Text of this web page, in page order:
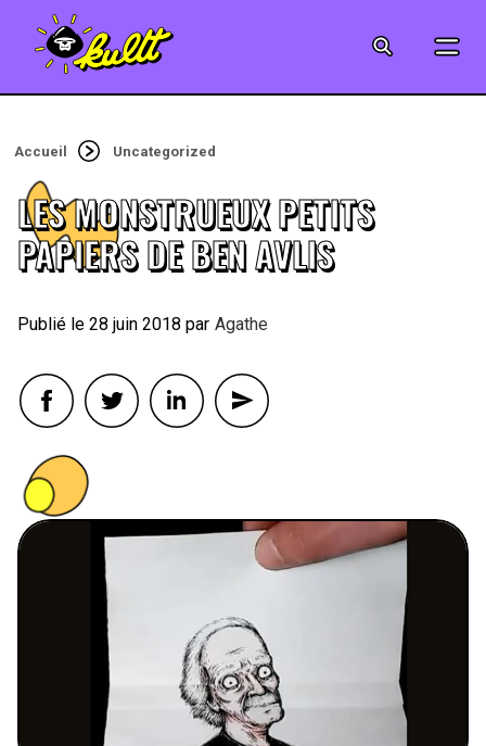
MUSIQUE
JEUX-VIDÉO
PEOPLE
BONS PLANS
SOUTENEZ KULTT
Accueil Uncategorized
LES MONSTRUEUX PETITS
PAPIERS DE BEN AVLIS
28 juin 2018 By Agathe